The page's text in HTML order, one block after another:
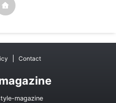
Contact
magazine